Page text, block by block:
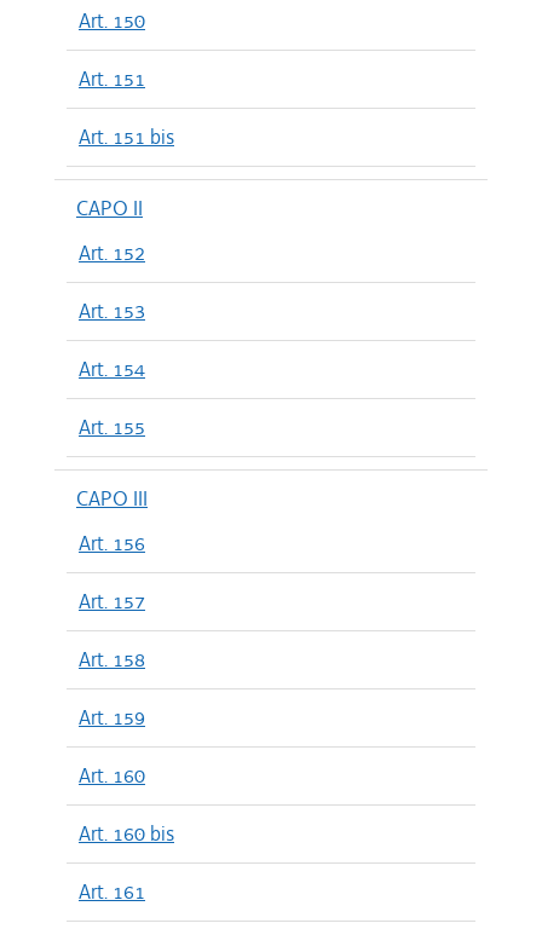
Art. 150
Art. 151
Art. 151 bis
CAPO II
Art. 152
Art. 153
Art. 154
Art. 155
CAPO III
Art. 156
Art. 157
Art. 158
Art. 159
Art. 160
Art. 160 bis
Art. 161